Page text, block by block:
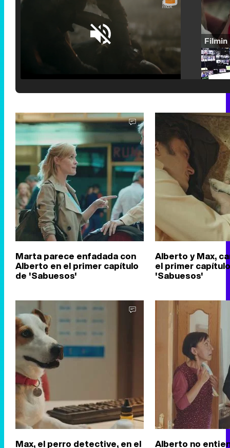
Marta parece enfadada con
Alberto en el primer capítulo
de 'Sabuesos'
Alberto y Max,
el primer
'Sabuesos'
Max, el perro detective, en el Alberto no